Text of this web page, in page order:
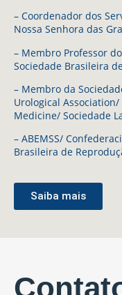
– Coordenador dos
Nossa Senhora das
– Membro Professor
Sociedade Brasileira
– Membro da
Urological
Medicine/ Sociedade
– ABEMSS/
Brasileira de
Saiba mais